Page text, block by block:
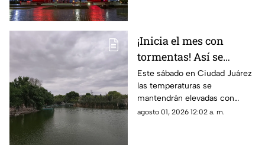
¡Inicia el mes con
tormentas! Así se
espera el clima para
hoy, 1 de agosto en
Ciudad Juárez
Este sábado en Ciudad Juárez
las temperaturas se
mantendrán elevadas con
cerca de 40 grados y
agosto 01, 2026 12:02 a. m.